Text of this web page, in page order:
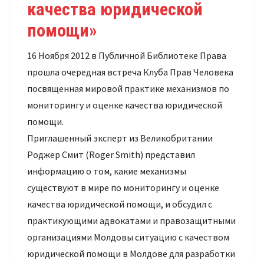
качества юридической
помощи»
16 Ноября 2012 в Публичной Библиотеке Права
прошла очередная встреча Клуба Прав Человека
посвященная мировой практике механизмов по
мониторингу и оценке качества юридической
помощи.
Приглашенный эксперт из Великобритании
Роджер Смит (Roger Smith) представил
информацию о том, какие механизмы
существуют в мире по мониторингу и оценке
качества юридической помощи, и обсудил с
практикующими адвокатами и правозащитными
организациями Молдовы ситуацию с качеством
юридической помощи в Молдове для разработки